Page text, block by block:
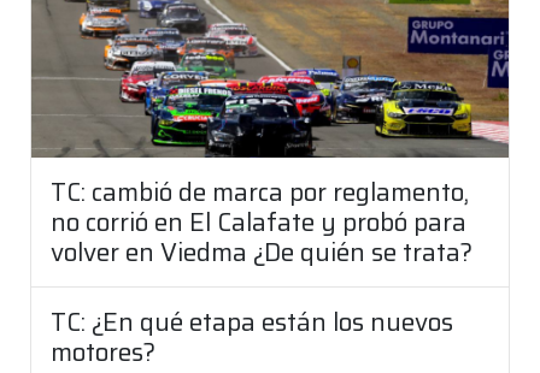
TC: cambió de marca por reglamento,
no corrió en El Calafate y probó para
volver en Viedma ¿De quién se trata?
TC: ¿En qué etapa están los nuevos
motores?